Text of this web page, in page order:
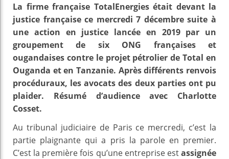
La firme française TotalEnergies était devant la
justice française ce mercredi 7 décembre suite à
une action en justice lancée en 2019 par un
groupement de six ONG françaises et
ougandaises contre le projet pétrolier de Total en
Ouganda et en Tanzanie. Après différents renvois
procéduraux, les avocats des deux parties ont pu
plaider. Résumé d’audience avec Charlotte
Cosset.
Au tribunal judiciaire de Paris ce mercredi, c’est la
partie plaignante qui a pris la parole en premier.
C’est la première fois qu’une entreprise estassignée